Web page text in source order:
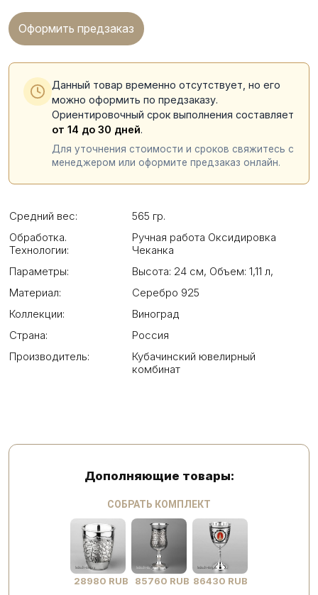
Оформить предзаказ
Данный товар временно отсутствует, но его
можно оформить по предзаказу.
Ориентировочный срок выполнения составляет
от 14 до 30 дней.
Для уточнения стоимости и сроков свяжитесь с
менеджером или оформите предзаказ онлайн.
Средний вес:
565 гр.
Обработка.
Технологии:
Ручная работа Оксидировка
Чеканка
Параметры:
Высота: 24 см, Объем: 1,11 л,
Материал:
Серебро 925
Коллекции:
Виноград
Страна:
Россия
Производитель:
Кубачинский ювелирный
комбинат
Дополняющие товары:
СОБРАТЬ КОМПЛЕКТ
28980 RUB 85760 RUB 86430 RUB